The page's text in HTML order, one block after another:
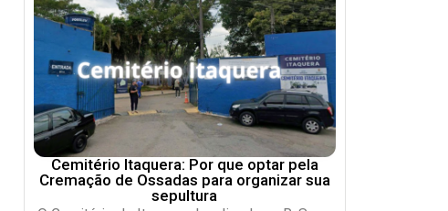
Cemitério Itaquera: Por que optar pela
Cremação de Ossadas para organizar sua
sepultura